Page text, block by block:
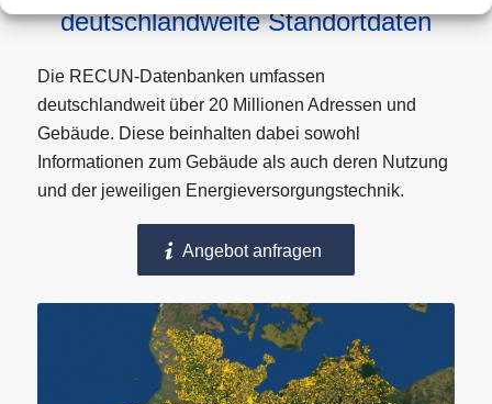
deutschlandweite Standortdaten
Die RECUN-Datenbanken umfassen
deutschlandweit über 20 Millionen Adressen und
Gebäude. Diese beinhalten dabei sowohl
Informationen zum Gebäude als auch deren Nutzung
und der jeweiligen Energieversorgungstechnik.
Angebot anfragen